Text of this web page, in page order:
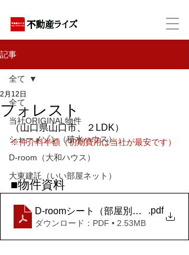
記事
全て
当社ORIGINAL物件
シャーメゾン（積水ハウス）
D-room（大和ハウス）
大東建託（いい部屋ネット）
全て
フォレスト
2月12日
（山口県山口市、２LDK）
※仲介料半額（初期費用は当社が最安です）
■物件資料
D-roomシート（部屋別）_フォレス
.pdf
ダウンロード：PDF • 2.53MB